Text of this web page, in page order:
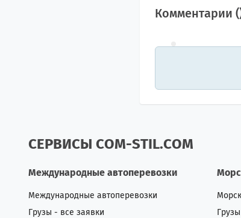
Комментарии (
СЕРВИСЫ COM-STIL.COM
Международные автоперевозки
Международные автоперевозки
Грузы - все заявки